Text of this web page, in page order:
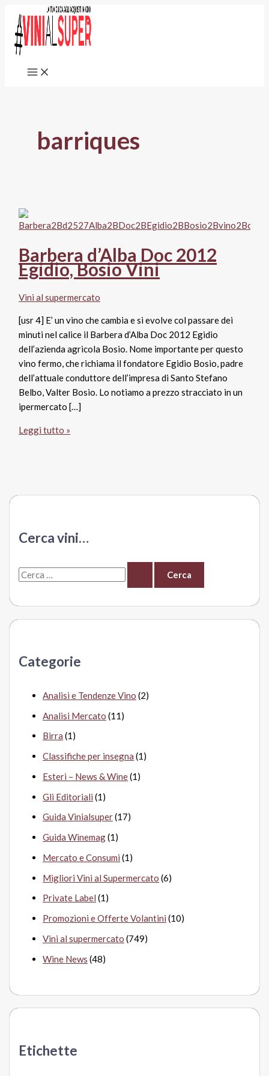
contenuto
barriques
Barbera d’Alba Doc 2012
Egidio, Bosio Vini
Vini al supermercato
[usr 4] E’ un vino che cambia e si evolve col passare dei
minuti nel calice il Barbera d’Alba Doc 2012 Egidio
dell’azienda agricola Bosio. Nome importante per questo
vino fermo, che richiama il fondatore Egidio Bosio, padre
dell’attuale conduttore dell’impresa di Santo Stefano
Belbo, Valter Bosio. Lo notiamo a prezzo stracciato in un
ipermercato […]
Barbera
Leggi tutto »
Cerca vini…
C
r
:Categorie
Analisi e Tendenze Vino (2)
Analisi Mercato (11)
Birra (1)
Classifiche per insegna (1)
Esteri – News & Wine(1)
Gli Editoriali (1)
Guida Vinialsuper(17)
Guida Winemag(1)
Mercato e Consumi (1)
Migliori Vini al Supermercato (6)
Private Label (1)
Promozioni e Offerte Volantini (10)
Vini al supermercato (749)
Wine News (48)
Etichette